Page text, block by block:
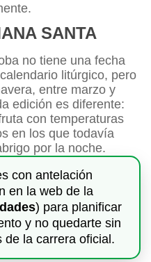
SANTA
no tiene una fecha
litúrgico, pero
entre marzo y
edición es diferente:
con temperaturas
en los que todavía
por la noche.
con antelación
en la web de la
) para planificar
y no quedarte sin
de la carrera oficial.